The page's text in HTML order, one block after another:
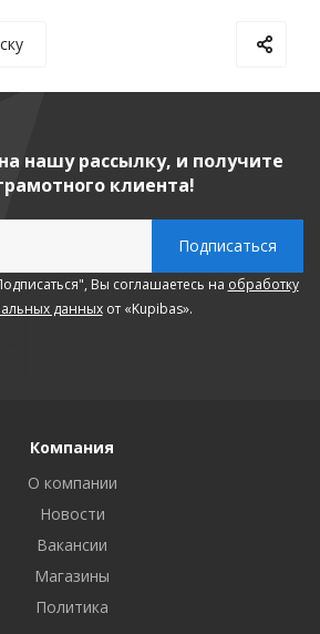
нашу рассылку, и получите
клиента!
Вы соглашаетесь на обработку
данныхот «Kupibas».
Компания
О компании
Новости
Вакансии
Магазины
Политика